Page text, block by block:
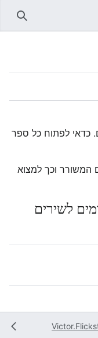
כדאי לפתוח כל ספר
וכך למצוא
לשירים